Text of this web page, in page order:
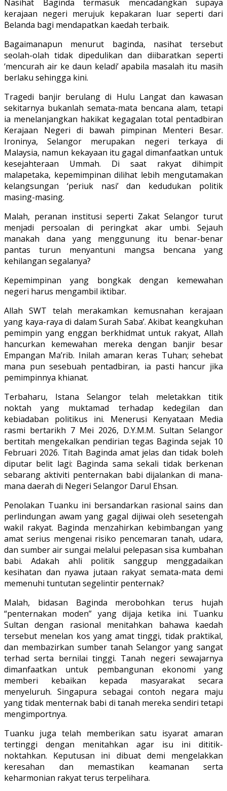
Nasihat Baginda termasuk mencadangkan supaya
kerajaan negeri merujuk kepakaran luar seperti dari
Belanda bagi mendapatkan kaedah terbaik.
Bagaimanapun menurut baginda, nasihat tersebut
seolah-olah tidak dipedulikan dan diibaratkan seperti
‘mencurah air ke daun keladi’ apabila masalah itu masih
berlaku sehingga kini.
Tragedi banjir berulang di Hulu Langat dan kawasan
sekitarnya bukanlah semata-mata bencana alam, tetapi
ia menelanjangkan hakikat kegagalan total pentadbiran
Kerajaan Negeri di bawah pimpinan Menteri Besar.
Ironinya, Selangor merupakan negeri terkaya di
Malaysia, namun kekayaan itu gagal dimanfaatkan untuk
kesejahteraan Ummah. Di saat rakyat dihimpit
malapetaka, kepemimpinan dilihat lebih mengutamakan
kelangsungan ‘periuk nasi’ dan kedudukan politik
masing-masing.
Malah, peranan institusi seperti Zakat Selangor turut
menjadi persoalan di peringkat akar umbi. Sejauh
manakah dana yang menggunung itu benar-benar
pantas turun menyantuni mangsa bencana yang
kehilangan segalanya?
Kepemimpinan yang bongkak dengan kemewahan
negeri harus mengambil iktibar.
Allah SWT telah merakamkan kemusnahan kerajaan
yang kaya-raya di dalam Surah Saba’. Akibat keangkuhan
pemimpin yang enggan berkhidmat untuk rakyat, Allah
hancurkan kemewahan mereka dengan banjir besar
Empangan Ma’rib. Inilah amaran keras Tuhan; sehebat
mana pun sesebuah pentadbiran, ia pasti hancur jika
pemimpinnya khianat.
Terbaharu, Istana Selangor telah meletakkan titik
noktah yang muktamad terhadap kedegilan dan
kebiadaban politikus ini. Menerusi Kenyataan Media
rasmi bertarikh 7 Mei 2026, D.Y.M.M. Sultan Selangor
bertitah mengekalkan pendirian tegas Baginda sejak 10
Februari 2026. Titah Baginda amat jelas dan tidak boleh
diputar belit lagi: Baginda sama sekali tidak berkenan
sebarang aktiviti penternakan babi dijalankan di mana-
mana daerah di Negeri Selangor Darul Ehsan.
Penolakan Tuanku ini bersandarkan rasional sains dan
perlindungan awam yang gagal dijiwai oleh sesetengah
wakil rakyat. Baginda menzahirkan kebimbangan yang
amat serius mengenai risiko pencemaran tanah, udara,
dan sumber air sungai melalui pelepasan sisa kumbahan
babi. Adakah ahli politik sanggup menggadaikan
kesihatan dan nyawa jutaan rakyat semata-mata demi
memenuhi tuntutan segelintir penternak?
Malah, bidasan Baginda merobohkan terus hujah
“penternakan moden” yang dijaja ketika ini. Tuanku
Sultan dengan rasional menitahkan bahawa kaedah
tersebut menelan kos yang amat tinggi, tidak praktikal,
dan membazirkan sumber tanah Selangor yang sangat
terhad serta bernilai tinggi. Tanah negeri sewajarnya
dimanfaatkan untuk pembangunan ekonomi yang
memberi kebaikan kepada masyarakat secara
menyeluruh. Singapura sebagai contoh negara maju
yang tidak menternak babi di tanah mereka sendiri tetapi
mengimportnya.
Tuanku juga telah memberikan satu isyarat amaran
tertinggi dengan menitahkan agar isu ini dititik-
noktahkan. Keputusan ini dibuat demi mengelakkan
keresahan dan memastikan keamanan serta
keharmonian rakyat terus terpelihara.